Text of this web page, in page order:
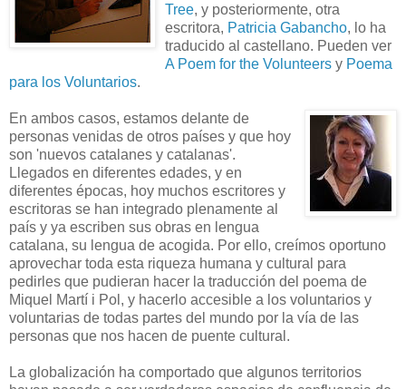
Tree, y posteriormente, otra
escritora, Patricia Gabancho, lo ha
traducido al castellano. Pueden ver
A Poem for the Volunteers y Poema
para los Voluntarios.
En ambos casos, estamos delante de
personas venidas de otros países y que hoy
son 'nuevos catalanes y catalanas'.
Llegados en diferentes edades, y en
diferentes épocas, hoy muchos escritores y
escritoras se han integrado plenamente al
país y ya escriben sus obras en lengua
catalana, su lengua de acogida. Por ello, creímos oportuno
aprovechar toda esta riqueza humana y cultural para
pedirles que pudieran hacer la traducción del poema de
Miquel Martí i Pol, y hacerlo accesible a los voluntarios y
voluntarias de todas partes del mundo por la vía de las
personas que nos hacen de puente cultural.
La globalización ha comportado que algunos territorios